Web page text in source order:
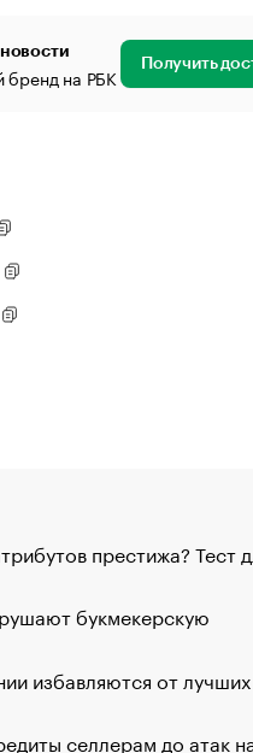
бренд на РБК Получить
престижа? Тест
букмекерскую
избавляются от лучших
селлерам до атак